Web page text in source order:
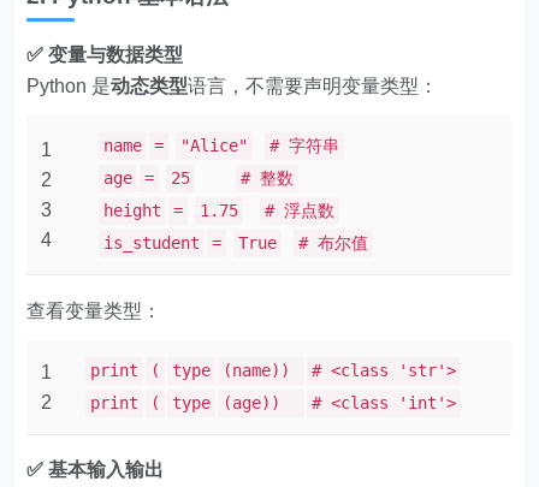
✅ 变量与数据类型
Python 是动态类型语言，不需要声明变量类型：
1
2
3
4
name = "Alice"
# 字符串
age
= 25
# 整数
height
= 1.75
# 浮点数
is_student
= True # 布尔值
查看变量类型：
1
2
print ( type (name))
# <class 'str'>
print
( type (age)) # <class 'int'>
✅ 基本输入输出